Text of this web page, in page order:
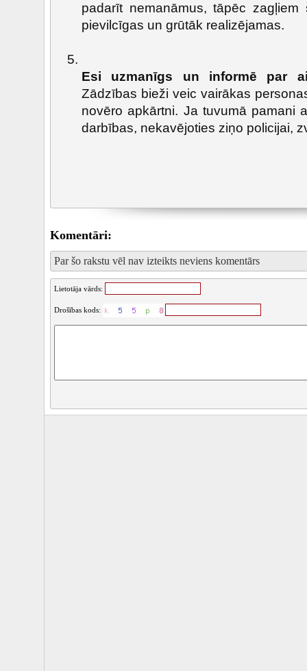
padarīt nemanāmus, tāpēc
pievilcīgas un grūtāk realizējamas.
Esi uzmanīgs un informē par
Zādzības bieži veic vairākas
novēro apkārtni. Ja tuvumā pamani
darbības, nekavējoties ziņo policijai,
Komentāri:
Par šo rakstu vēl nav izteikts neviens komentārs
Lietotāja vārds:
Drošības kods: